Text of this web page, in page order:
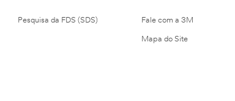
Pesquisa da FDS (SDS) Fale com a 3M
Mapa do Site